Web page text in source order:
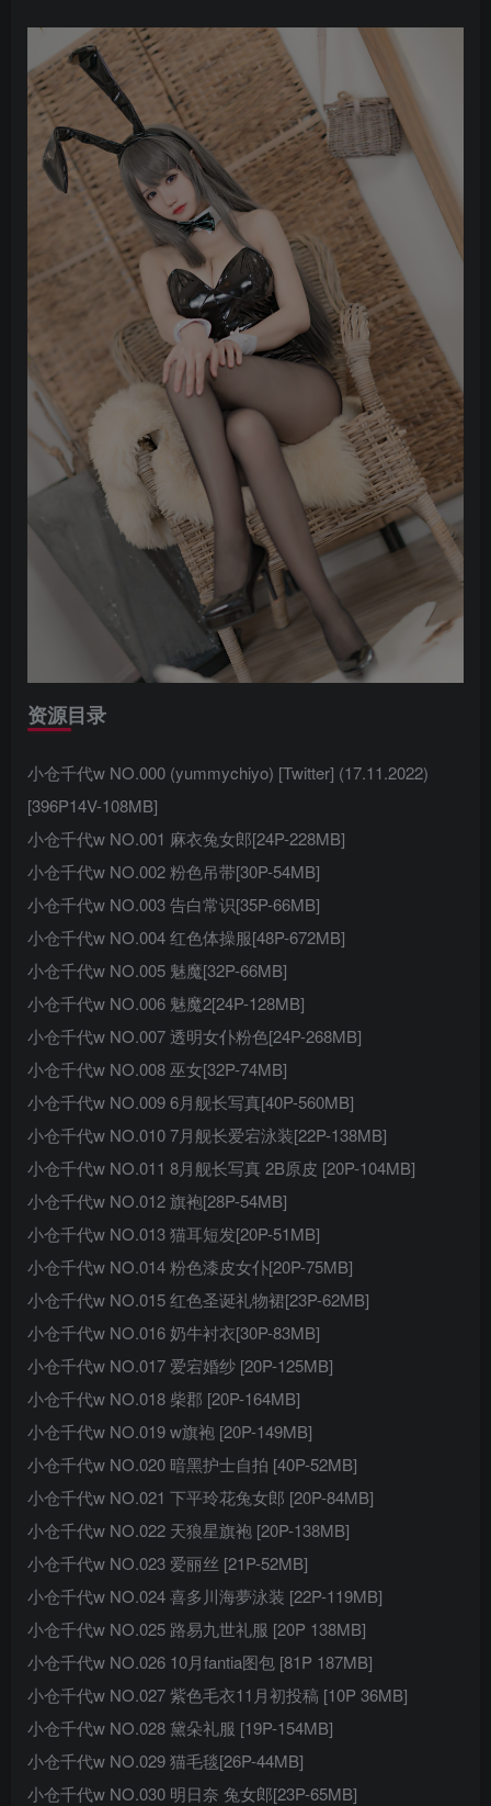
资源目录
小仓千代w NO.000 (yummychiyo) [Twitter] (17.11.2022)
[396P14V-108MB]
小仓千代w NO.001 麻衣兔女郎[24P-228MB]
小仓千代w NO.002 粉色吊带[30P-54MB]
小仓千代w NO.003 告白常识[35P-66MB]
小仓千代w NO.004 红色体操服[48P-672MB]
小仓千代w NO.005 魅魔[32P-66MB]
小仓千代w NO.006 魅魔2[24P-128MB]
小仓千代w NO.007 透明女仆粉色[24P-268MB]
小仓千代w NO.008 巫女[32P-74MB]
小仓千代w NO.009 6月舰长写真[40P-560MB]
小仓千代w NO.010 7月舰长爱宕泳装[22P-138MB]
小仓千代w NO.011 8月舰长写真 2B原皮 [20P-104MB]
小仓千代w NO.012 旗袍[28P-54MB]
小仓千代w NO.013 猫耳短发[20P-51MB]
小仓千代w NO.014 粉色漆皮女仆[20P-75MB]
小仓千代w NO.015 红色圣诞礼物裙[23P-62MB]
小仓千代w NO.016 奶牛衬衣[30P-83MB]
小仓千代w NO.017 爱宕婚纱 [20P-125MB]
小仓千代w NO.018 柴郡 [20P-164MB]
小仓千代w NO.019 w旗袍 [20P-149MB]
小仓千代w NO.020 暗黑护士自拍 [40P-52MB]
小仓千代w NO.021 下平玲花兔女郎 [20P-84MB]
小仓千代w NO.022 天狼星旗袍 [20P-138MB]
小仓千代w NO.023 爱丽丝 [21P-52MB]
小仓千代w NO.024 喜多川海夢泳装 [22P-119MB]
小仓千代w NO.025 路易九世礼服 [20P 138MB]
小仓千代w NO.026 10月fantia图包 [81P 187MB]
小仓千代w NO.027 紫色毛衣11月初投稿 [10P 36MB]
小仓千代w NO.028 黛朵礼服 [19P-154MB]
小仓千代w NO.029 猫毛毯[26P-44MB]
小仓千代w NO.030 明日奈 兔女郎[23P-65MB]